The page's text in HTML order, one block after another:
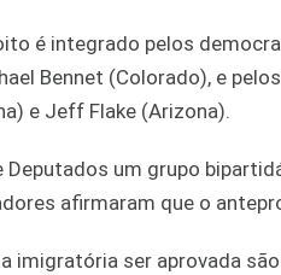
é integrado pelos
Bennet (Colorado), e
e Jeff Flake (Arizona).
Deputados um grupo
afirmaram que o
imigratória ser aprovada